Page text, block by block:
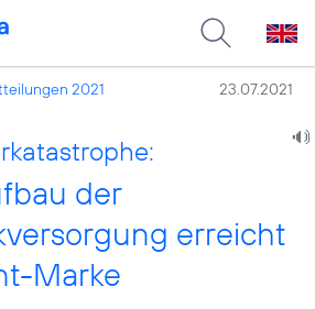
2021 23.07.2021
der
erreicht
Marke